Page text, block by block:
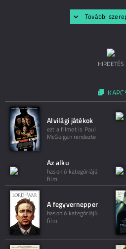
További
HIRDETÉS
Alvilági játékok
ezt a filmet is Paul
McGuigan rendezte
Az alku
hasonló kategóriájú
film
A fegyvernepper
hasonló kategóriájú
film